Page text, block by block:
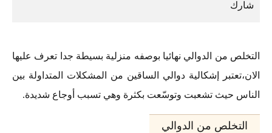
التخلص من الدوالي نهائيا بوصفه منزلية بسيطة جدا تعرف عليها
الان،تعتبر إشكالية دوالي الساقين من المشكلات المتداولة بين
الناس حيث تشعبت وتوسّعت بكثرة وهي تسبب أوجاع شديدة.
التخلص من الدوالي